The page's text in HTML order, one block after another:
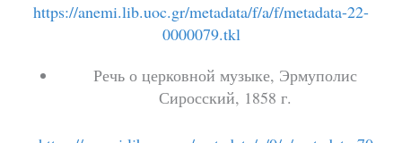
https://anemi.lib.uoc.gr/metadata/f/a/f/metadata-22-
0000079.tkl
Речь о церковной музыке, Эрмуполис
Сиросский, 1858 г.